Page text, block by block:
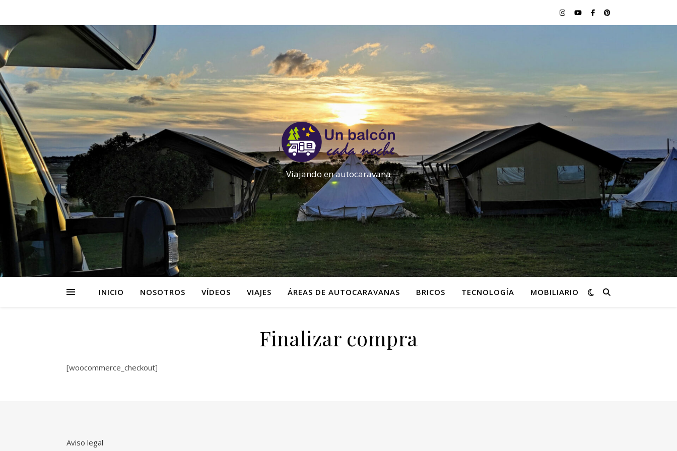
Viajando en autocaravana
INICIO NOSOTROS VÍDEOS VIAJES ÁREAS DE AUTOCARAVANAS BRICOS TECNOLOGÍA MOBILIARIO
Finalizar compra
[woocommerce_checkout]
Aviso legal